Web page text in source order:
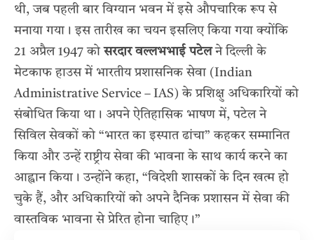
थी, जब पहली बार विग्यान भवन में इसे औपचारिक रूप से
मनाया गया। इस तारीख का चयन इसलिए किया गया क्योंकि
21 अप्रैल 1947 कोसरदार वल्लभभाई पटेलने दिल्ली के
मेटकाफ हाउस में भारतीय प्रशासनिक सेवा (Indian
Administrative Service – IAS) के प्रशिक्षु अधिकारियों को
संबोधित किया था। अपने ऐतिहासिक भाषण में, पटेल ने
सिविल सेवकों को “भारत का इस्पात ढांचा” कहकर सम्मानित
किया और उन्हें राष्ट्रीय सेवा की भावना के साथ कार्य करने का
आह्वान किया। उन्होंने कहा, “विदेशी शासकों के दिन खत्म हो
चुके हैं, और अधिकारियों को अपने दैनिक प्रशासन में सेवा की
वास्तविक भावना से प्रेरित होना चाहिए।”